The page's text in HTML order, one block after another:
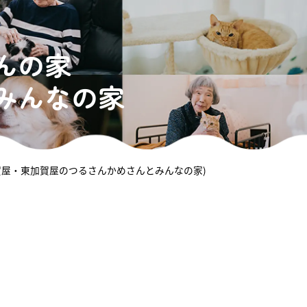
の家
んなの家
東加賀屋のつるさんかめさんとみんなの家)